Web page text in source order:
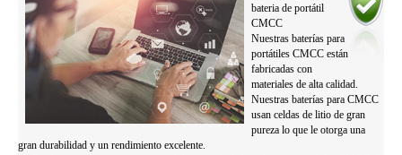
bateria de portátil
CMCC
Nuestras baterías para
portátiles CMCC están
fabricadas con
materiales de alta calidad.
Nuestras baterías para CMCC
usan celdas de litio de gran
pureza lo que le otorga una
gran durabilidad y un rendimiento excelente.